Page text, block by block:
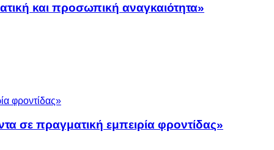
και προσωπική αναγκαιότητα»
σε πραγματική εμπειρία φροντίδας»